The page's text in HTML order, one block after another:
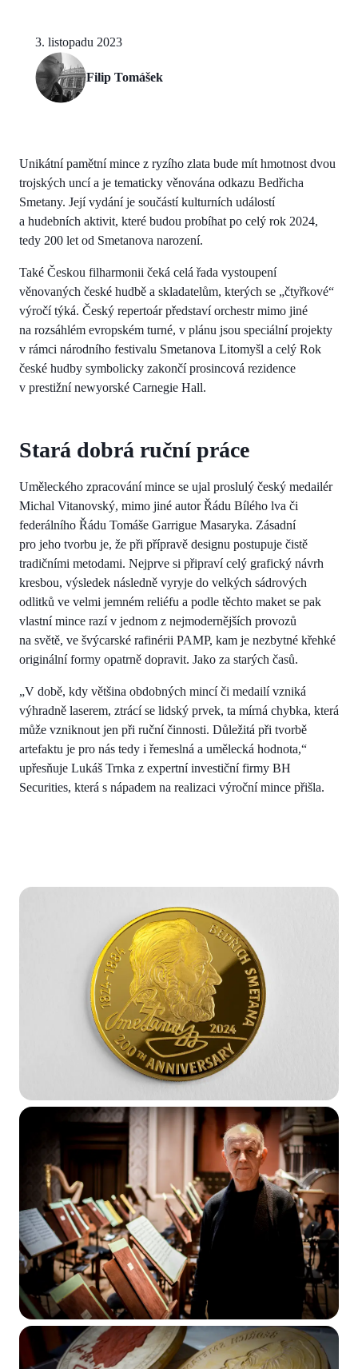
3. listopadu 2023
Filip Tomášek
Unikátní pamětní mince z ryzího zlata bude mít hmotnost dvou
trojských uncí a je tematicky věnována odkazu Bedřicha
Smetany. Její vydání je součástí kulturních událostí
a hudebních aktivit, které budou probíhat po celý rok 2024,
tedy 200 let od Smetanova narození.
Také Českou filharmonii čeká celá řada vystoupení
věnovaných české hudbě a skladatelům, kterých se „čtyřkové“
výročí týká. Český repertoár představí orchestr mimo jiné
na rozsáhlém evropském turné, v plánu jsou speciální projekty
v rámci národního festivalu Smetanova Litomyšl a celý Rok
české hudby symbolicky zakončí prosincová rezidence
v prestižní newyorské Carnegie Hall.
Stará dobrá ruční práce
Uměleckého zpracování mince se ujal proslulý český medailér
Michal Vitanovský, mimo jiné autor Řádu Bílého lva či
federálního Řádu Tomáše Garrigue Masaryka. Zásadní
pro jeho tvorbu je, že při přípravě designu postupuje čistě
tradičními metodami. Nejprve si připraví celý grafický návrh
kresbou, výsledek následně vyryje do velkých sádrových
odlitků ve velmi jemném reliéfu a podle těchto maket se pak
vlastní mince razí v jednom z nejmodernějších provozů
na světě, ve švýcarské rafinérii PAMP, kam je nezbytné křehké
originální formy opatrně dopravit. Jako za starých časů.
„V době, kdy většina obdobných mincí či medailí vzniká
výhradně laserem, ztrácí se lidský prvek, ta mírná chybka, která
může vzniknout jen při ruční činnosti. Důležitá při tvorbě
artefaktu je pro nás tedy i řemeslná a umělecká hodnota,“
upřesňuje Lukáš Trnka z expertní investiční firmy BH
Securities, která s nápadem na realizaci výroční mince přišla.